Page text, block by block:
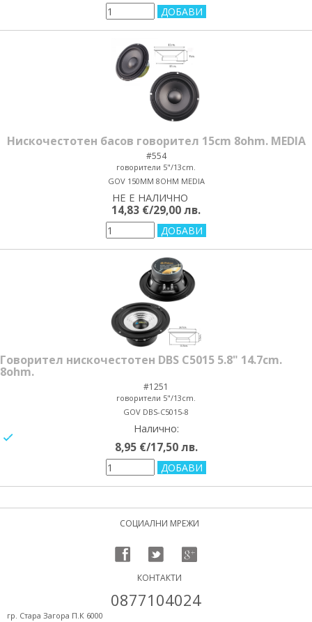
Нискочестотен басов говорител 15cm 8ohm. MEDIA
#554
говорители 5"/13cm.
GOV 150MM 8OHM MEDIA
НЕ Е НАЛИЧНО
14,83 €/29,00 лв.
Говорител нискочестотен DBS C5015 5.8" 14.7cm.
8ohm.
#1251
говорители 5"/13cm.
GOV DBS-C5015-8
Налично:
8,95 €/17,50 лв.
СОЦИАЛНИ МРЕЖИ
КОНТАКТИ
0877104024
гр. Стара Загора П.К 6000